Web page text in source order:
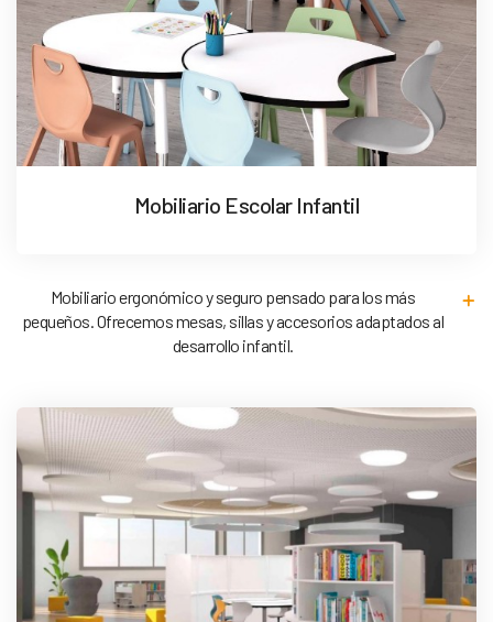
Mobiliario Escolar Infantil
Mobiliario ergonómico y seguro pensado para los más
pequeños. Ofrecemos mesas, sillas y accesorios adaptados al
desarrollo infantil.